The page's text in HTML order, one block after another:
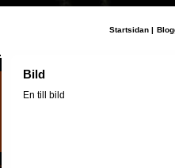
Startsidan |
Bild
En till bild